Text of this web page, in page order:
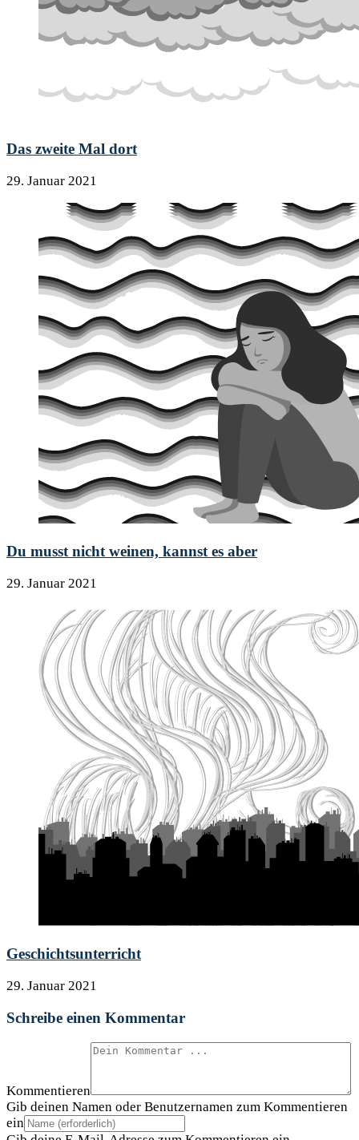
Das zweite Mal dort
29. Januar 2021
Du musst nicht weinen, kannst es aber
29. Januar 2021
Geschichtsunterricht
29. Januar 2021
Schreibe einen Kommentar
Kommentieren
Gib deinen Namen oder Benutzernamen zum Kommentieren
ein